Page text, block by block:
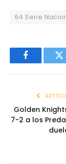
64 Serie
Facebook
Golden
7-2 a los